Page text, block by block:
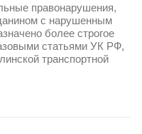
правонарушения,
с нарушенным
более строгое
статьями УК РФ,
транспортной